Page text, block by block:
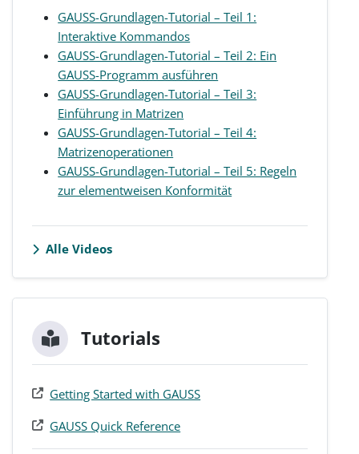
GAUSS-Grundlagen-Tutorial – Teil 1:
Interaktive Kommandos
GAUSS-Grundlagen-Tutorial – Teil 2: Ein
GAUSS-Programm ausführen
GAUSS-Grundlagen-Tutorial – Teil 3:
Einführung in Matrizen
GAUSS-Grundlagen-Tutorial – Teil 4:
Matrizenoperationen
GAUSS-Grundlagen-Tutorial – Teil 5: Regeln
zur elementweisen Konformität
Alle Videos
Tutorials
Getting Started with GAUSS
GAUSS Quick Reference